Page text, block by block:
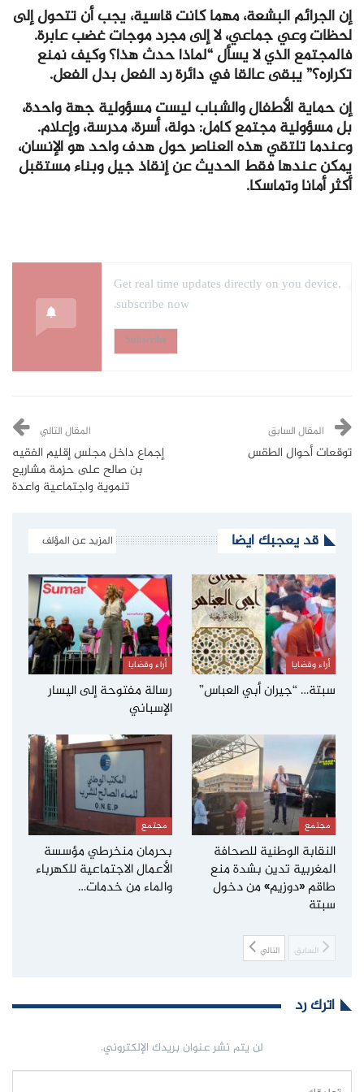
إن الجرائم البشعة، مهما كانت قاسية، يجب أن تتحول إلى
لحظات وعي جماعي، لا إلى مجرد موجات غضب عابرة.
فالمجتمع الذي لا يسأل “لماذا حدث هذا؟ وكيف نمنع
تكراره؟” يبقى عالقا في دائرة رد الفعل بدل الفعل.
إن حماية الأطفال والشباب ليست مسؤولية جهة واحدة،
بل مسؤولية مجتمع كامل: دولة، أسرة، مدرسة، وإعلام.
وعندما تلتقي هذه العناصر حول هدف واحد هو الإنسان،
يمكن عندها فقط الحديث عن إنقاذ جيل وبناء مستقبل
أكثر أمانا وتماسكا.
Get real time updates directly on you device,
subscribe now.
Subscribe
المقال السابق
توقعات أحوال الطقس
المقال التالي
إجماع داخل مجلس إقليم الفقيه
بن صالح على حزمة مشاريع
تنموية واجتماعية واعدة
قد يعجبك ايضا المزيد عن المؤلف
أراء وقضايا
سبتة… “جيران أبي العباس”
أراء وقضايا
رسالة مفتوحة إلى اليسار
الإسباني
مجتمع
النقابة الوطنية للصحافة
المغربية تدين بشدة منع
طاقم «دوزيم» من دخول
سبتة
مجتمع
بحرمان منخرطي مؤسسة
الأعمال الاجتماعية للكهرباء
والماء من خدمات…
السابق التالي
اترك رد
لن يتم نشر عنوان بريدك الإلكتروني.